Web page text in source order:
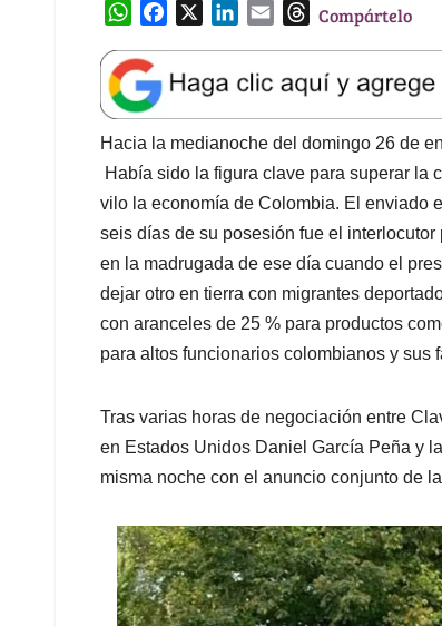
W
a
t
s
A
p
p
e
b
o
o
k
k
e
d
I
n
l
T
e
a
d
s
Compártelo
Hacia la medianoche del domingo 26 de
Había sido la figura clave para superar la
vilo la economía de Colombia. El enviado
seis días de su posesión fue el
en la madrugada de ese día cuando el
dejar otro en tierra con migrantes
con aranceles de 25 % para productos
para altos funcionarios colombianos y sus
Tras varias horas de negociación entre
en Estados Unidos Daniel García Peña y
misma noche con el anuncio conjunto de